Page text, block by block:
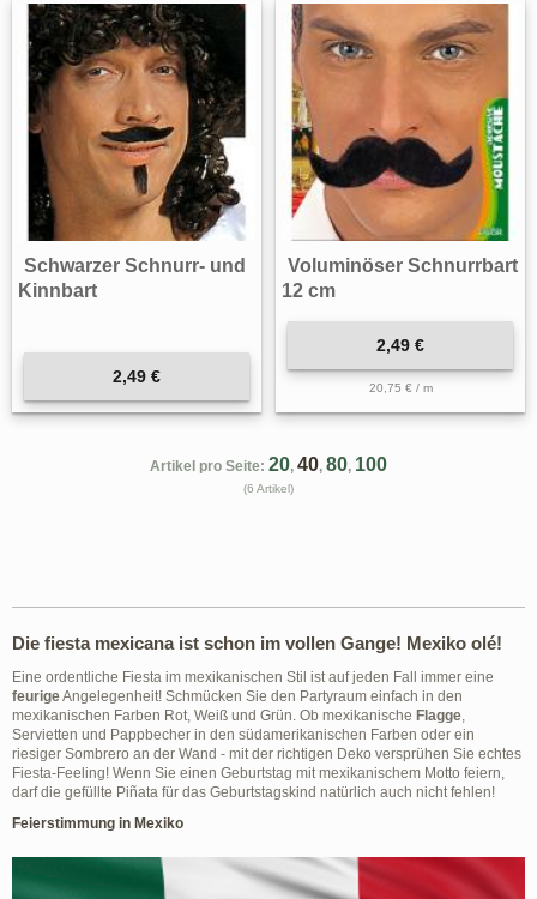
Schwarzer Schnurr- und
Kinnbart
2,49 €
Voluminöser Schnurrbart
12 cm
2,49 €
20,75 € / m
Artikel pro Seite: 20, 40, 80, 100
(6 Artikel)
Die fiesta mexicana ist schon im vollen Gange! Mexiko olé!
Eine ordentliche Fiesta im mexikanischen Stil ist auf jeden Fall immer eine
feurigeAngelegenheit! Schmücken Sie den Partyraum einfach in den
mexikanischen Farben Rot, Weiß und Grün. Ob mexikanische Flagge
Servietten und Pappbecher in den südamerikanischen Farben oder ein
riesiger Sombrero an der Wand - mit der richtigen Deko versprühen Sie echtes
Fiesta-Feeling! Wenn Sie einen Geburtstag mit mexikanischem Motto feiern,
darf die gefüllte Piñata für das Geburtstagskind natürlich auch nicht fehlen!
Feierstimmung in Mexiko